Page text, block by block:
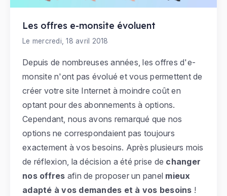
Les offres e-monsite évoluent
Le mercredi, 18 avril 2018
Depuis de nombreuses années, les offres d'e-
monsite n'ont pas évolué et vous permettent de
créer votre site Internet à moindre coût en
optant pour des abonnements à options.
Cependant, nous avons remarqué que nos
options ne correspondaient pas toujours
exactement à vos besoins. Après plusieurs mois
de réflexion, la décision a été prise de changer
nos offres afin de proposer un panel mieux
adapté à vos demandes et à vos besoins !